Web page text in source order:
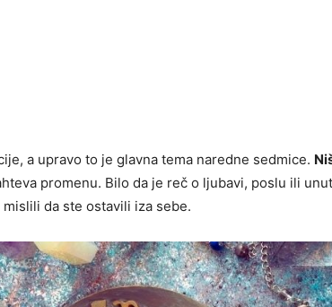
a upravo to je glavna tema naredne sedmice.
promenu. Bilo da je reč o ljubavi, poslu ili
da ste ostavili iza sebe.